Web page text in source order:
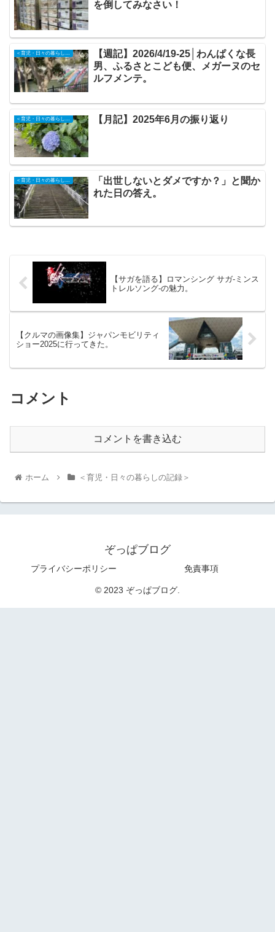
を倒してみなさい！
＜育児・日々の暮らしの記録＞
【週記】2026/4/19-25│わんぱくな長
男、ふるさとこども便、メガーヌのセ
ルフメンテ。
【月記】2025年6月の振り返り
＜育児・日々の暮らしの記録＞
「出世しないとダメですか？」と聞か
れた日の答え。
【サガを語る】ロマンシング サガ-ミンス
トレルソング-の魅力。
【クルマの画像集】ジャパンモビリティ
ショー2025に行ってきた。
コメント
コメントを書き込む
ホーム ＜育児・日々の暮らしの記録＞
ぞっぱブログ
プライバシーポリシー 免責事項
© 2023 ぞっぱブログ.